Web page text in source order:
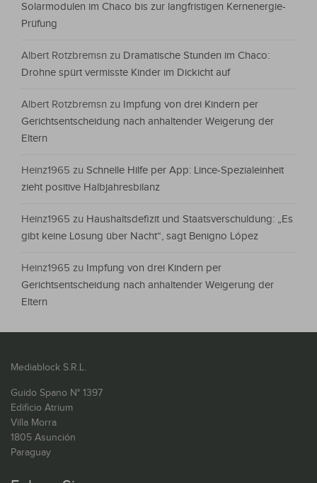
Solarmodulen im Chaco bis zur langfristigen Kernenergie-
Prüfung
Albert Rotzbremsn zu Dramatische Stunden im Chaco:
Drohne spürt vermisste Kinder im Dickicht auf
Albert Rotzbremsn zu Impfung von drei Kindern per
Gerichtsentscheidung nach anhaltender Weigerung der
Eltern
Heinz1965 zu Schnelle Hilfe per App: Lince-Spezialeinheit
zieht positive Halbjahresbilanz
Heinz1965 zu Haushaltsdefizit und Staatsverschuldung: „Es
gibt keine Lösung über Nacht“, sagt Benigno López
Heinz1965 zu Impfung von drei Kindern per
Gerichtsentscheidung nach anhaltender Weigerung der
Eltern
Mediablock S.R.L.
Guido Spano N° 1397
Edificio Atrium
Villa Morra
1805 Asunción
Paraguay